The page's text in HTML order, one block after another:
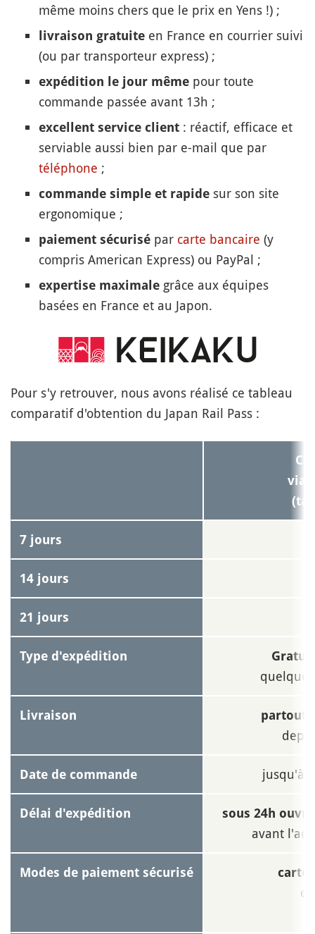
même moins chers que le prix en Yens !) ;
livraison gratuite en France en courrier suivi
(ou par transporteur express) ;
expédition le jour même pour toute
commande passée avant 13h ;
excellent service client : réactif, efficace et
serviable aussi bien par e-mail que par
téléphone ;
commande simple et rapide sur son site
ergonomique ;
paiement sécurisé par carte bancaire (y
compris American Express) ou PayPal ;
expertise maximale grâce aux équipes
basées en France et au Japon.
Pour s'y retrouver, nous avons réalisé ce tableau
comparatif d'obtention du Japan Rail Pass :
via
7 jours
14 jours
21 jours
Type d'expédition
quelque
Livraison partout
Date de commande jusqu'à
Délai d'expédition sous 24h
avant
Modes de paiement sécurisé carte